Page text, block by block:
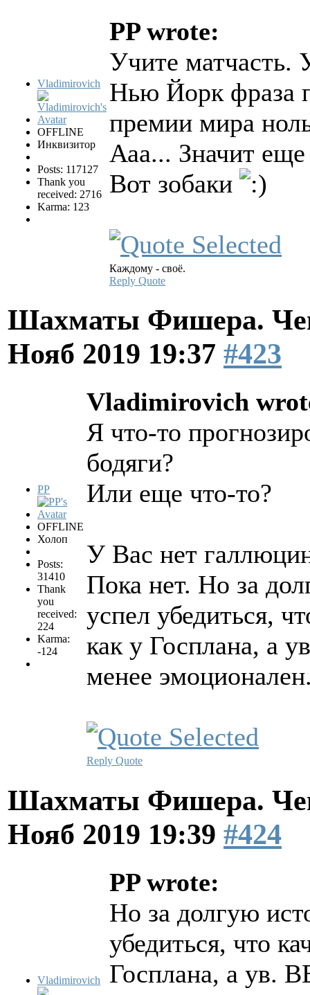
Vladimirovich
OFFLINE
Инквизитор
Posts: 117127
Thank you
received: 2716
Karma: 123
PP wrote:
Учите матчасть.
Нью Йорк фраза
премии мира
Ааа... Значит
Вот зобаки
Каждому - своё.
Reply Quote
Шахматы Фишера.
Нояб 2019 19:37 #423
PP
OFFLINE
Холоп
Posts:
31410
Thank
you
received:
224
Karma:
-124
Vladimirovich
Я что-то
бодяги?
Или еще что-то?
У Вас нет
Пока нет. Но за
успел убедиться,
как у Госплана, а
менее
Reply Quote
Шахматы Фишера.
Нояб 2019 19:39 #424
Vladimirovich
PP wrote:
Но за долгую
убедиться, что
Госплана, а ув.